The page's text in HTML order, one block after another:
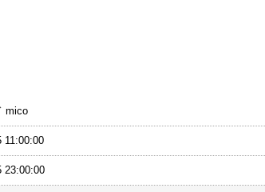
mico
11:00:00
23:00:00